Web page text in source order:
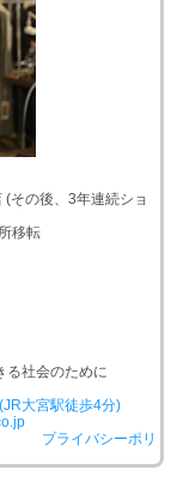
の後、3年連続ショ
移転
る社会のために
大宮駅徒歩4分)
日) プライバシーポリ